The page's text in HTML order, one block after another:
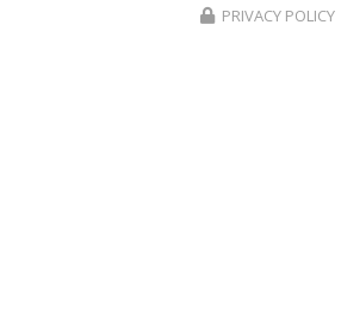
PRIVACY POLICY